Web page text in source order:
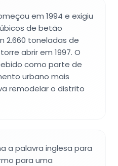
em 1994 e exigiu
de betão
2.660 toneladas de
abrir em 1997. O
como parte de
urbano mais
remodelar o distrito
a palavra inglesa para
para uma